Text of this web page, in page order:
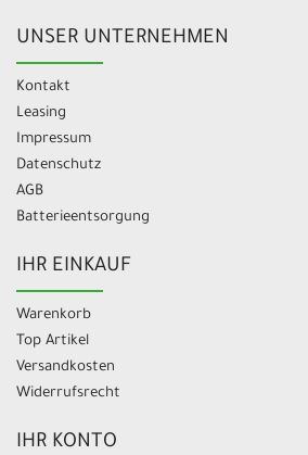
UNSER UNTERNEHMEN
Kontakt
Leasing
Impressum
Datenschutz
AGB
Batterieentsorgung
IHR EINKAUF
Warenkorb
Top Artikel
Versandkosten
Widerrufsrecht
IHR KONTO